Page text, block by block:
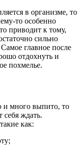
в организме, то
то особенно
приводит к тому,
сильно
Самое главное после
отдохнуть и
похмелье.
и много выпито, то
себя ждать.
как: